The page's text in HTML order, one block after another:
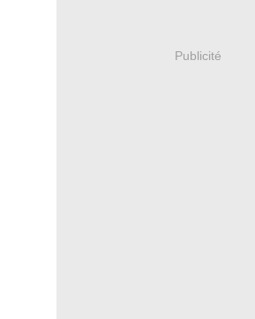
Publicité